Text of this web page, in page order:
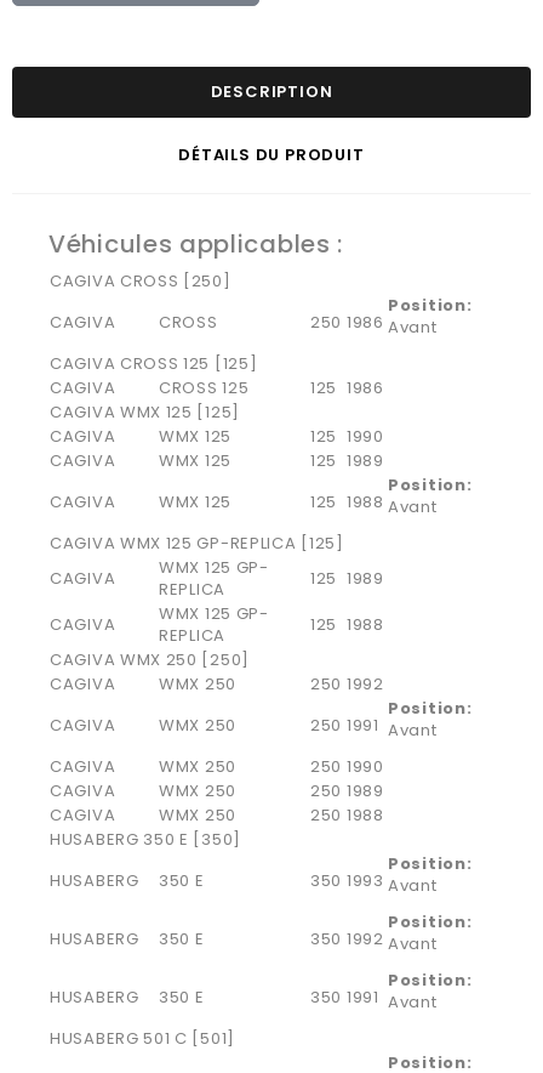
DESCRIPTION
DÉTAILS DU PRODUIT
Véhicules applicables :
CAGIVA CROSS [250]
CAGIVA
CROSS 250 1986
Position:
Avant
CAGIVA CROSS 125 [125]
CAGIVA
CROSS 125 125 1986
CAGIVA WMX 125 [125]
CAGIVA
WMX 125 125 1990
CAGIVA
WMX 125 125 1989
CAGIVA
WMX 125 125 1988
Position:
Avant
CAGIVA WMX 125 GP-REPLICA [125]
CAGIVA
WMX 125 GP-
REPLICA
125 1989
CAGIVA
WMX 125 GP-
REPLICA
125 1988
CAGIVA WMX 250 [250]
CAGIVA
WMX 250 250 1992
CAGIVA
WMX 250 250 1991
Position:
Avant
CAGIVA
WMX 250 250 1990
CAGIVA
WMX 250 250 1989
CAGIVA
WMX 250 250 1988
HUSABERG 350 E [350]
HUSABERG
350 E 350 1993
Position:
Avant
HUSABERG 350 E 350 1992
Position:
Avant
HUSABERG 350 E 350 1991
Position:
Avant
HUSABERG 501 C [501]
Position: